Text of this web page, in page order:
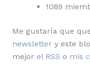
1089
Me gustaría que
newslettery este
mejor el RSS o mis